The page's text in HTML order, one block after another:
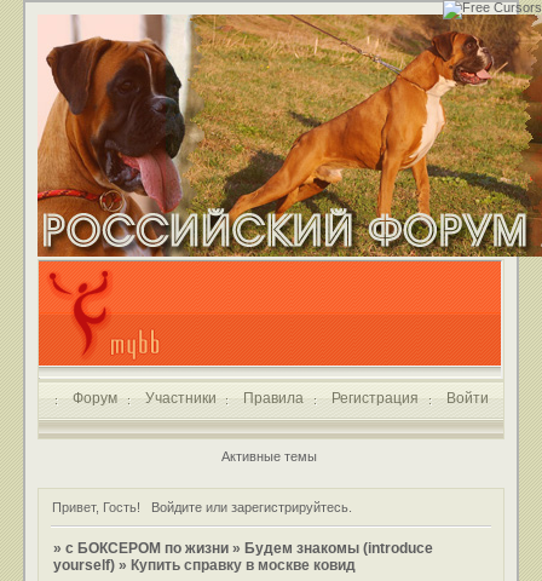
Форум Участники Правила Регистрация Войти
Активные темы
Привет, Гость! Войдитеили зарегистрируйтесь.
»с БОКСЕРОМ по жизни » Будем знакомы (introduce
yourself) » Купить справку в москве ковид